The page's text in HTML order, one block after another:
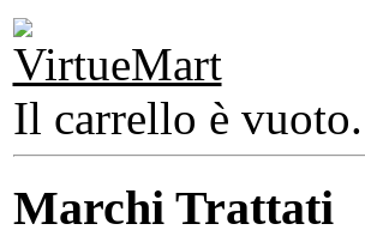
Il carrello è vuoto.
Marchi Trattati